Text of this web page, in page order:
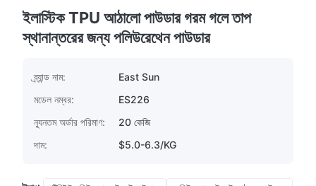
ইলাস্টিক TPU আঠালো পাউডার গরম গলে তাপ
স্থানান্তরের জন্য পলিউরেথেন পাউডার
ব্র্যান্ড নাম:
East Sun
মডেল নম্বর:
ES226
ন্যূনতম অর্ডার পরিমাণ:
20 কেজি
দাম:
$5.0-6.3/KG